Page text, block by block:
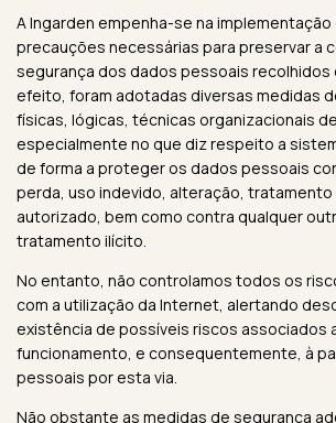
A Ingarden empenha-se na
precauções necessárias para preservar a
segurança dos dados pessoais recolhidos
efeito, foram adotadas diversas medidas
físicas, lógicas, técnicas organizacionais
especialmente no que diz respeito a
de forma a proteger os dados pessoais
perda, uso indevido, alteração, tratamento
autorizado, bem como contra qualquer
tratamento ilícito.
No entanto, não controlamos todos os
com a utilização da Internet, alertando
existência de possíveis riscos associados
funcionamento, e consequentemente, à
pessoais por esta via.
Não obstante as medidas de segurança